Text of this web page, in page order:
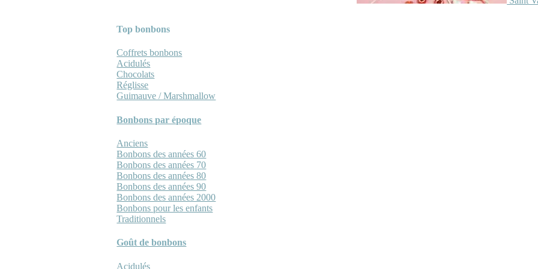
Top bonbons
Coffrets bonbons
Acidulés
Chocolats
Réglisse
Guimauve / Marshmallow
Bonbons par époque
Anciens
Bonbons des années 60
Bonbons des années 70
Bonbons des années 80
Bonbons des années 90
Bonbons des années 2000
Bonbons pour les enfants
Traditionnels
Goût de bonbons
Acidulés